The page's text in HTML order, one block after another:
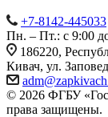
+7-8142-445033
Пн. – Пт.: с 9:00
186220,
Кивач, ул.
© 2026 ФГБУ
права защищены.